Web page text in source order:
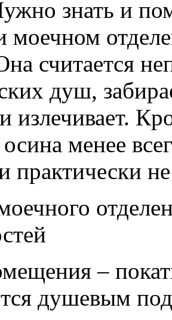
знать и
моечном
считается
душ,
излечивает.
осина менее
практически
–
душевым